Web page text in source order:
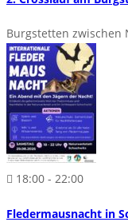
Burgstetten zwischen
18:00 - 22:00
Fledermausnacht in